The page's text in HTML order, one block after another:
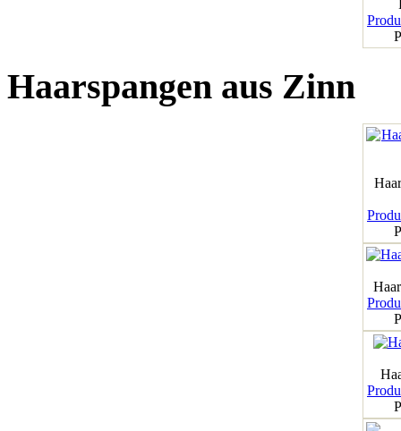
Haarspangen aus Zinn